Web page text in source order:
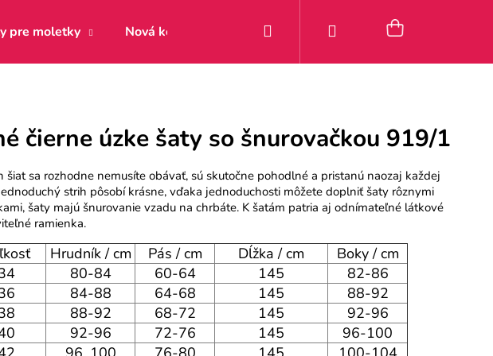
pre moletky Nová kolekcia Zľavy Posledné kúsky 9–49 €
PrihlásenieNákupný
čierne úzke šaty so šnurovačkou 919/1
šiat sa rozhodne nemusíte obávať, sú skutočne pohodlné a pristanú naozaj každej
strih pôsobí krásne, vďaka jednoduchosti môžete doplniť šaty rôznymi
šaty majú šnurovanie vzadu na chrbáte. K šatám patria aj odnímateľné látkové
ramienka.
Hrudník / cm Pás / cm Dĺžka / cm
Boky / cm
80-84 60-64 145
82-86
84-88 64-68 145
88-92
88-92 68-72 145
92-96
92-96 72-76 145
96-100